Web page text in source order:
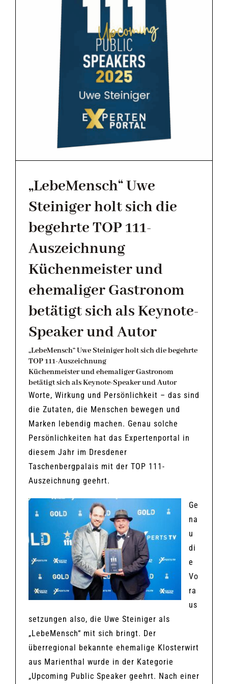
KONTAKT
„LebeMensch“ Uwe
Steiniger holt sich die
begehrte TOP 111-
Auszeichnung
Küchenmeister und
ehemaliger Gastronom
betätigt sich als Keynote-
Speaker und Autor
„LebeMensch“ Uwe Steiniger holt sich die begehrte
TOP 111-Auszeichnung
Küchenmeisterund ehemaliger Gastronom
betätigt sich als Keynote-Speaker und Autor
Worte, Wirkung und Persönlichkeit – das sind
die Zutaten, die Menschen bewegen und
Marken lebendig machen. Genau solche
Persönlichkeiten hat das Expertenportal in
diesem Jahr im Dresdener
Taschenbergpalais mit der TOP 111-
Auszeichnung geehrt.
Ge
na
u
di
e
Vo
ra
us
setzungen also, die Uwe Steiniger als
„LebeMensch“ mit sich bringt. Der
überregional bekannte ehemalige Klosterwirt
aus Marienthal wurde in der Kategorie
„Upcoming Public Speaker geehrt. Nach einer